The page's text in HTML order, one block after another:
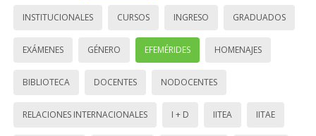
INSTITUCIONALES CURSOS INGRESO GRADUADOS
EXÁMENES GÉNERO EFEMÉRIDES HOMENAJES
BIBLIOTECA DOCENTES NODOCENTES
RELACIONES INTERNACIONALES I + D IITEA IITAE